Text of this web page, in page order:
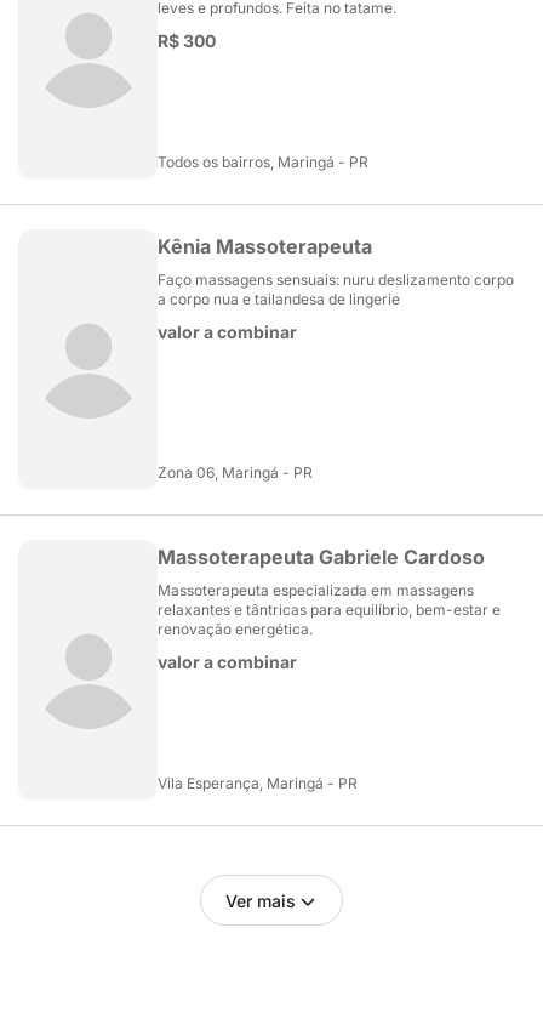
leves e profundos. Feita no tatame.
R$ 300
Todos os bairros, Maringá - PR
Kênia Massoterapeuta
Faço massagens sensuais: nuru deslizamento corpo
a corpo nua e tailandesa de lingerie
valor a combinar
Zona 06, Maringá - PR
Massoterapeuta Gabriele Cardoso
Massoterapeuta especializada em massagens
relaxantes e tântricas para equilíbrio, bem-estar e
renovação energética.
valor a combinar
Vila Esperança, Maringá - PR
Ver mais